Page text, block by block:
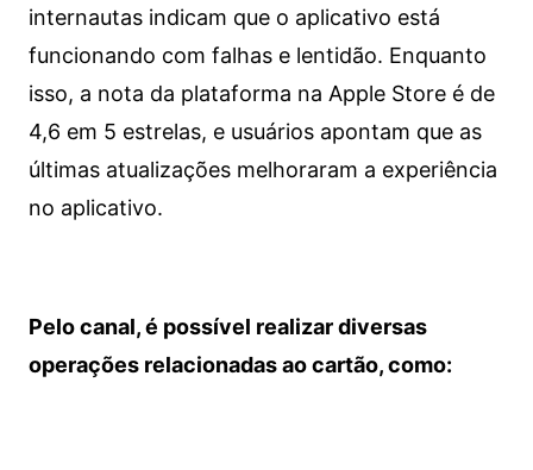
internautas indicam que o aplicativo está
funcionando com falhas e lentidão. Enquanto
isso, a nota da plataforma na Apple Store é de
4,6 em 5 estrelas, e usuários apontam que as
últimas atualizações melhoraram a experiência
no aplicativo.
Pelo canal, é possível realizar diversas
operações relacionadas ao cartão, como: